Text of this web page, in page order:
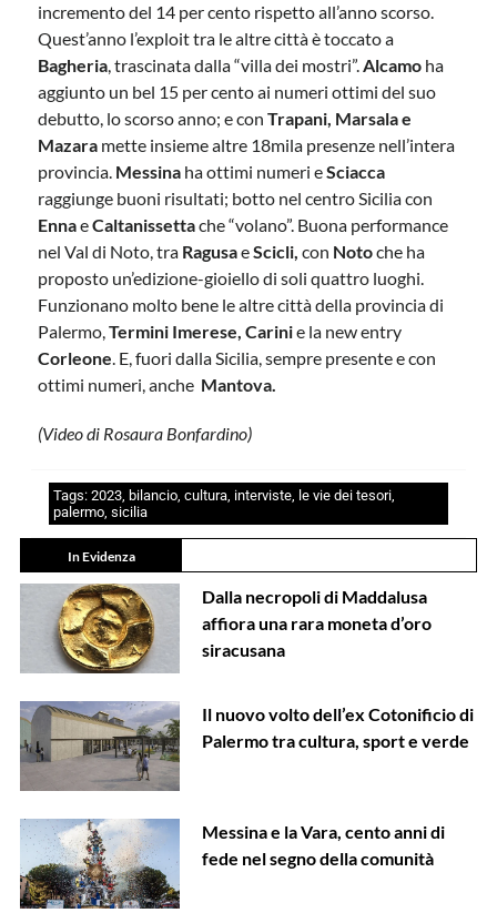
incremento del 14 per cento rispetto all’anno scorso.
Quest’anno l’exploit tra le altre città è toccato a
Bagheria, trascinata dalla “villa dei mostri”.Alcamo ha
aggiunto un bel 15 per cento ai numeri ottimi del suo
debutto, lo scorso anno; e conTrapani, Marsala e
Mazara mette insieme altre 18mila presenze nell’intera
provincia. Messina ha ottimi numeri eSciacca
raggiunge buoni risultati; botto nel centro Sicilia con
EnnaeCaltanissettache “volano”. Buona performance
nel Val di Noto, tra RagusaeScicli, con Notoche ha
proposto un’edizione-gioiello di soli quattro luoghi.
Funzionano molto bene le altre città della provincia di
Palermo,Termini Imerese, Carinie la new entry
Corleone. E, fuori dalla Sicilia, sempre presente e con
ottimi numeri, anche Mantova.
(Video di Rosaura Bonfardino)
Tags: 2023, bilancio, cultura, interviste, le vie dei tesori,
palermo, sicilia
In Evidenza
Dalla necropoli di Maddalusa
affiora una rara moneta d’oro
siracusana
Il nuovo volto dell’ex Cotonificio di
Palermo tra cultura, sport e verde
Messina e la Vara, cento anni di
fede nel segno della comunità